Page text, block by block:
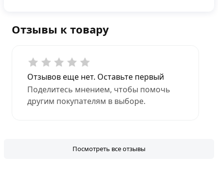
Отзывы к товару
Отзывов еще нет. Оставьте первый
Поделитесь мнением, чтобы помочь
другим покупателям в выборе.
Посмотреть все отзывы